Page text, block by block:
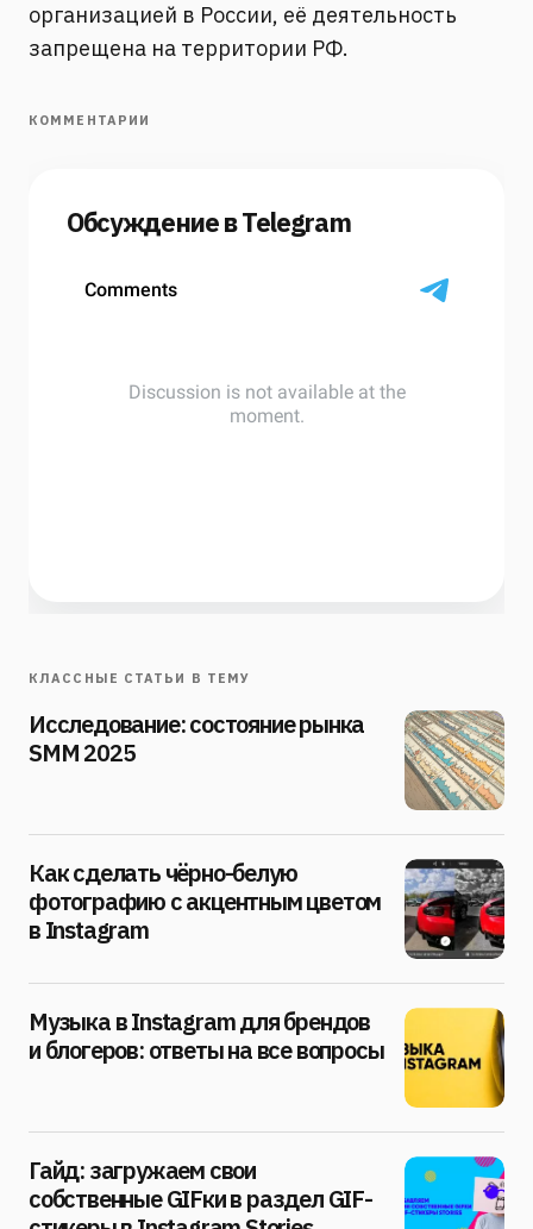
организацией в России, её деятельность
запрещена на территории РФ.
КОММЕНТАРИИ
Обсуждение в Telegram
КЛАССНЫЕ СТАТЬИ В ТЕМУ
Исследование: состояние рынка
SMM 2025
Как сделать чёрно-белую
фотографию с акцентным цветом
в Instagram
Музыка в Instagram для брендов
и блогеров: ответы на все вопросы
Гайд: загружаем свои
собственные GIFки в раздел GIF-